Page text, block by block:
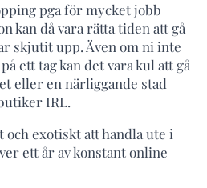
pga för mycket jobb
kan då vara rätta tiden att gå
skjutit upp. Även om ni inte
ett tag kan det vara kul att gå
eller en närliggande stad
IRL.
och exotiskt att handla ute i
ett år av konstant online